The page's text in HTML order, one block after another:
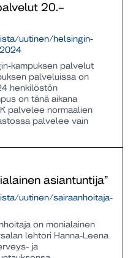
20.–
uutinen/helsingin-
kampuksen palvelut
palveluissa on
henkilöstön
on tänä aikana
palvelee normaalien
palvelee vain
asiantuntija”
uutinen/sairaanhoitaja-
on monialainen
lehtori Hanna-Leena
ja